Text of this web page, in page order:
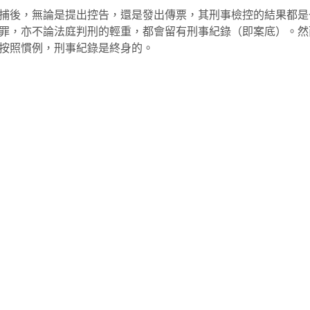
後，無論是提出控告，還是發出傳票，其刑事檢控的結果都
，亦不論法庭判刑的輕重，都會留有刑事紀錄（即案底）。
照慣例，刑事紀錄是終身的。